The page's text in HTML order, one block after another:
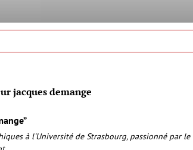
jacques demange
à l'Université de Strasbourg, passionné par le